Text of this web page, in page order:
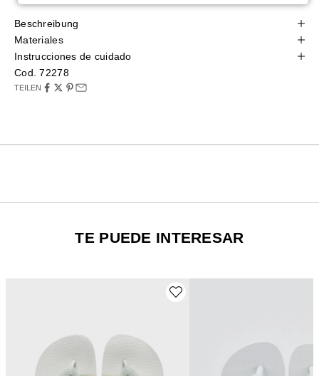
Beschreibung
Materiales
Instrucciones de cuidado
Cod. 72278
TEILEN
TE PUEDE INTERESAR